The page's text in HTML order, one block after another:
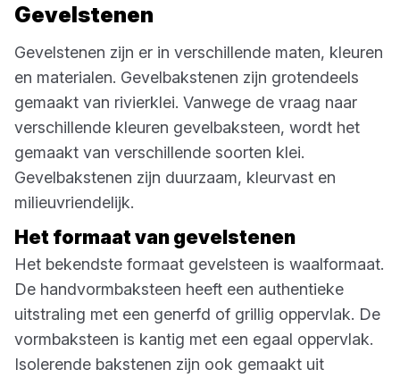
Gevelstenen
Gevelstenen zijn er in verschillende maten, kleuren
en materialen. Gevelbakstenen zijn grotendeels
gemaakt van rivierklei. Vanwege de vraag naar
verschillende kleuren gevelbaksteen, wordt het
gemaakt van verschillende soorten klei.
Gevelbakstenen zijn duurzaam, kleurvast en
milieuvriendelijk.
Het formaat van gevelstenen
Het bekendste formaat gevelsteen is waalformaat.
De handvormbaksteen heeft een authentieke
uitstraling met een generfd of grillig oppervlak. De
vormbaksteen is kantig met een egaal oppervlak.
Isolerende bakstenen zijn ook gemaakt uit